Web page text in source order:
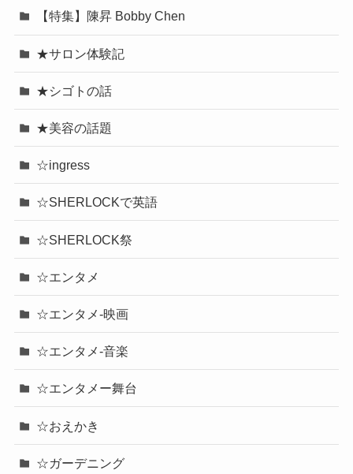
【特集】陳昇 Bobby Chen
★サロン体験記
★シゴトの話
★美容の話題
☆ingress
☆SHERLOCKで英語
☆SHERLOCK祭
☆エンタメ
☆エンタメ-映画
☆エンタメ-音楽
☆エンタメー舞台
☆おえかき
☆ガーデニング